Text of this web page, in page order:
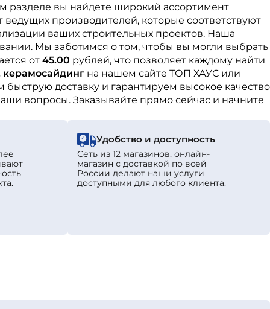
разделе вы найдете широкий ассортимент
производителей, которые соответствуют
ваших строительных проектов. Наша
Мы заботимся о том, чтобы вы могли выбрать
от 45.00 рублей, что позволяет каждому найти
на нашем сайте ТОП ХАУС или
доставку и гарантируем высокое качество
вопросы. Заказывайте прямо сейчас и начните
Удобство и доступность
Сеть из 12 магазинов, онлайн-
магазин с доставкой по всей
России делают наши услуги
доступными для любого клиента.